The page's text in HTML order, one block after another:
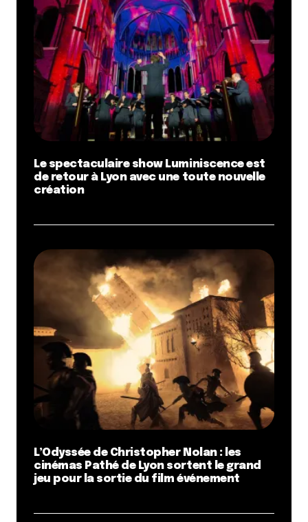
Le spectaculaire show Luminiscence est
de retour à Lyon avec une toute nouvelle
création
L’Odyssée de Christopher Nolan : les
cinémas Pathé de Lyon sortent le grand
jeu pour la sortie du film événement